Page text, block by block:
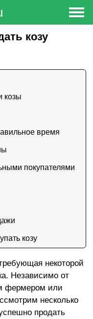
козу
козы
время
покупателями
козу
некоторой
Независимо от
фермером или
несколько
продать